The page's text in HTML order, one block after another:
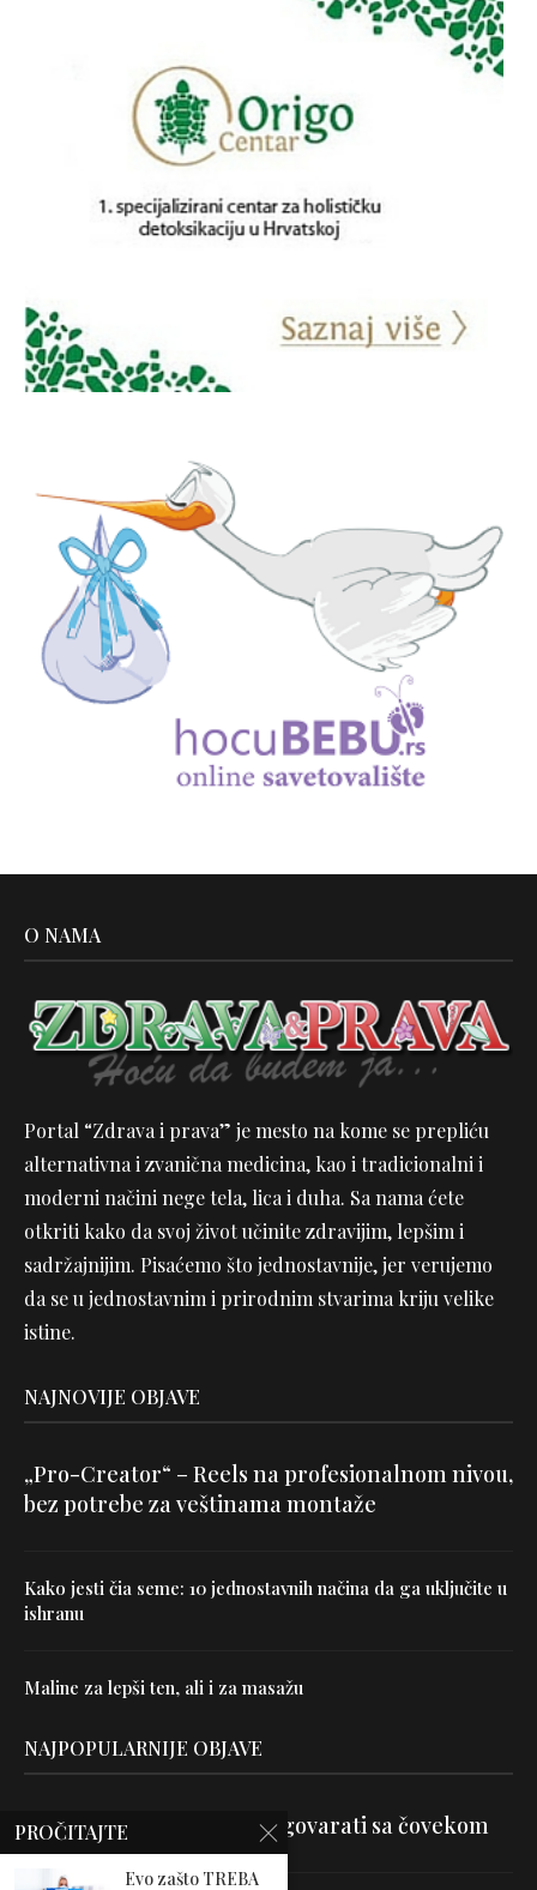
O NAMA
Portal “Zdrava i prava” je mesto na kome se prepliću
alternativna i zvanična medicina, kao i tradicionalni i
moderni načini nege tela, lica i duha. Sa nama ćete
otkriti kako da svoj život učinite zdravijim, lepšim i
sadržajnijim. Pisaćemo što jednostavnije, jer verujemo
da se u jednostavnim i prirodnim stvarima kriju velike
istine.
NAJNOVIJE OBJAVE
„Pro-Creator“ – Reels na profesionalnom nivou,
bez potrebe za veštinama montaže
Kako jesti čia seme: 10 jednostavnih načina da ga uključite u
ishranu
Maline za lepši ten, ali i za masažu
NAJPOPULARNIJE OBJAVE
Velika je veština znati razgovarati sa čovekom
PROČITAJTE
Evo zašto TREBA